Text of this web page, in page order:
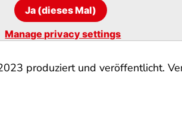
Ja (dieses Mal)
Manage privacy settings
produziert und veröffentlicht.